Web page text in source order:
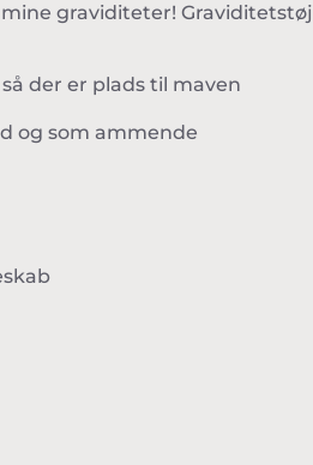
graviditeter! Graviditetstøj
der er plads til maven
og som ammende